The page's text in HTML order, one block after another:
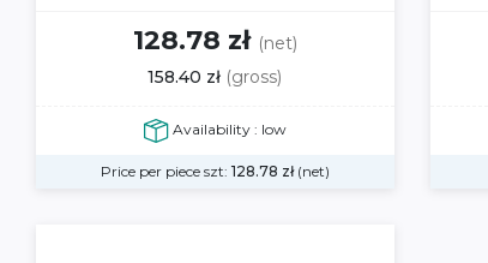
128.78 zł (net)
158.40 zł (gross)
Availability : low
Price per piece szt: 128.78 zł(net)